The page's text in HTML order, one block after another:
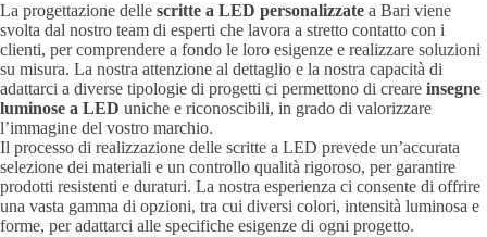
La progettazione delle scritte a LED personalizzate a Bari viene
svolta dal nostro team di esperti che lavora a stretto contatto con i
clienti, per comprendere a fondo le loro esigenze e realizzare soluzioni
su misura. La nostra attenzione al dettaglio e la nostra capacità di
adattarci a diverse tipologie di progetti ci permettono di creare insegne
luminose a LED uniche e riconoscibili, in grado di valorizzare
l’immagine del vostro marchio.
Il processo di realizzazione delle scritte a LED prevede un’accurata
selezione dei materiali e un controllo qualità rigoroso, per garantire
prodotti resistenti e duraturi. La nostra esperienza ci consente di offrire
una vasta gamma di opzioni, tra cui diversi colori, intensità luminosa e
forme, per adattarci alle specifiche esigenze di ogni progetto.